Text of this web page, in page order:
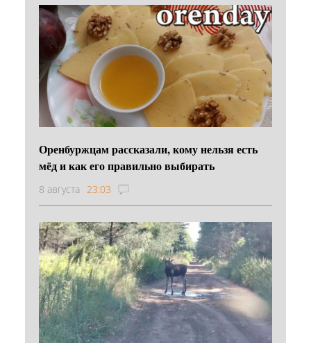
Оренбуржцам рассказали, кому нельзя есть
мёд и как его правильно выбирать
8 августа 23:03